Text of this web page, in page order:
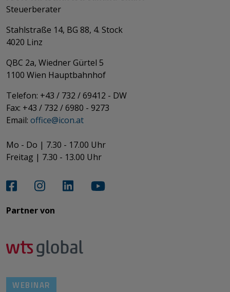
Steuerberater
Stahlstraße 14, BG 88, 4. Stock
4020 Linz
QBC 2a, Wiedner Gürtel 5
​​​​​​​1100 Wien Hauptbahnhof
Telefon: +43 / 732 / 69412 - DW
Fax: +43 / 732 / 6980 - 9273
​​​​​​​Email: office@­icon.at
Mo - Do | 7.30 - 17.00 Uhr
Freitag | 7.30 - 13.00 Uhr​​​​​​​
Partner von​​​​​​
WEBINAR